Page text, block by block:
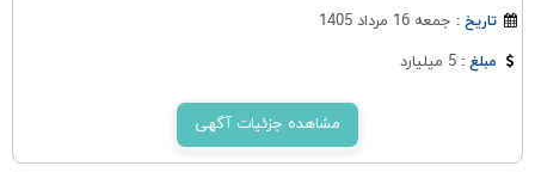
تاریخ : جمعه 16 مرداد 1405
مبلغ :5 میلیارد
مشاهده جزئیات آگهی